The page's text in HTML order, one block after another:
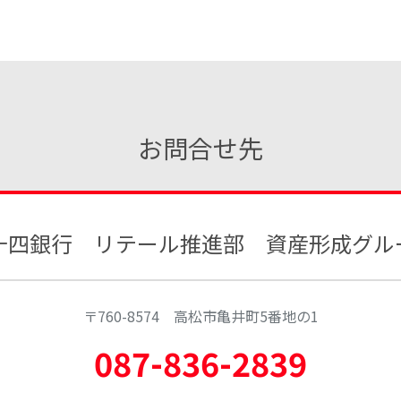
お問合せ先
四銀行 リテール推進部 資産形成グル
〒760-8574 高松市亀井町5番地の1
087-836-2839